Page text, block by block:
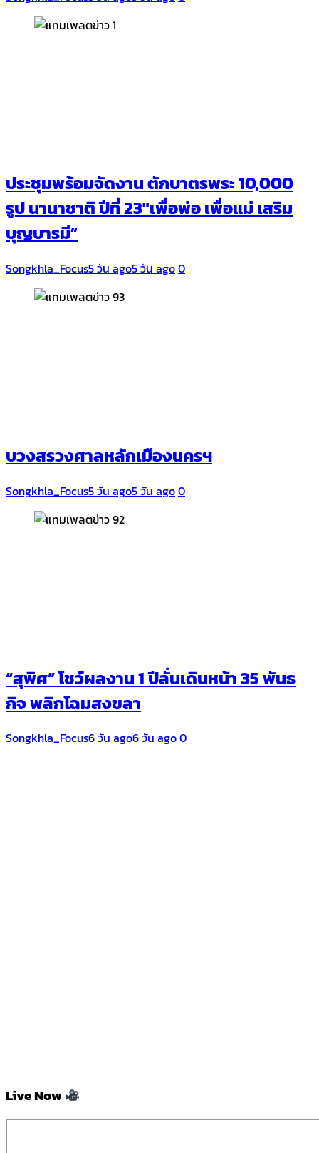
ประชุมพร้อมจัดงาน ตักบาตรพระ 10,000
รูป นานาชาติ ปีที่ 23″เพื่อพ่อ เพื่อแม่ เสริม
บุญบารมี”
Songkhla_Focus5 วัน ago5 วัน ago0
บวงสรวงศาลหลักเมืองนครฯ
Songkhla_Focus5 วัน ago5 วัน ago0
“สุพิศ” โชว์ผลงาน 1 ปีลั่นเดินหน้า 35 พันธ
กิจ พลิกโฉมสงขลา
Songkhla_Focus6 วัน ago6 วัน ago0
Live Now